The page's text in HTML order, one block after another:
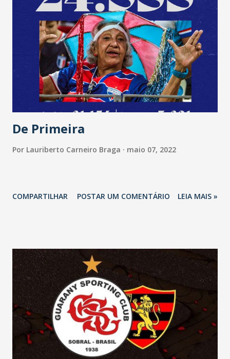
anos 1970, 1980 e 1090. Desta vez, às 19 horas. Retornando
ao piseiro, no dia 14, Jessik irá comandar a festa. Já no dia
21, é a vez do Márcio Gomes. E no dia 28, para encerrar a
programação, Lucas Bessa agita a galera. Os shows são
gratuitos e serão realizados na Praça de Alimentação,
sempre às 18 horas.
De Primeira
Por Lauriberto Carneiro Braga maio 07, 2022
COMPARTILHAR POSTAR UM COMENTÁRIO LEIA MAIS »